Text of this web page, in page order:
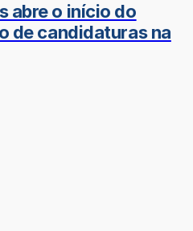
abre o início do
de candidaturas na